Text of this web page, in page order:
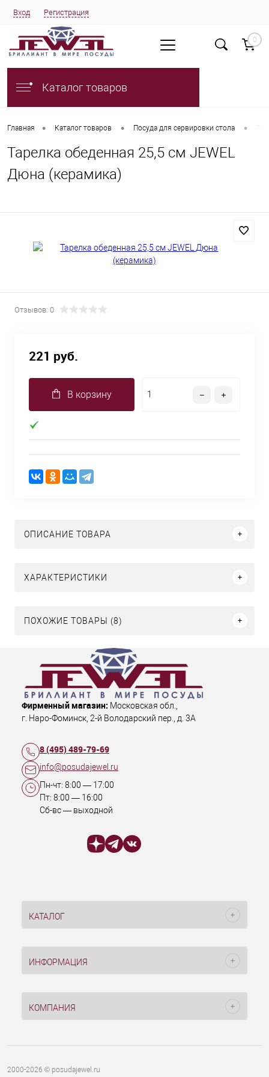
Вход Регистрация
0
Каталог товаров
Главная • Каталог товаров • Посуда для сервировки стола •
Тарелка обеденная 25,5 см JEWEL
Дюна (керамика)
Отзывов: 0
221 руб.
В корзину
ОПИСАНИЕ ТОВАРА
ХАРАКТЕРИСТИКИ
ПОХОЖИЕ ТОВАРЫ (8)
Фирменный магазин: Московская обл.,
г. Наро-Фоминск, 2-й Володарский пер., д. 3А
8 (495) 489-79-69
info@posudajewel.ru
Пн-чт: 8:00 — 17:00
Пт: 8:00 — 16:00
Сб-вс — выходной
КАТАЛОГ
ИНФОРМАЦИЯ
КОМПАНИЯ
2000-2026 © posudajewel.ru